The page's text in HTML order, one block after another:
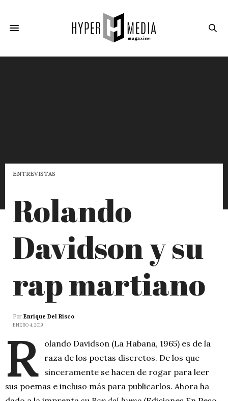
ENTREVISTAS
Rolando
Davidson y su
rap martiano
Por Enrique Del Risco
ENERO 4, 2019
R olando Davidson (La Habana, 1965) es de la
raza de los poetas discretos. De los que
sinceramente se hacen de rogar para leer
sus poemas e incluso más para publicarlos. Ahora ha